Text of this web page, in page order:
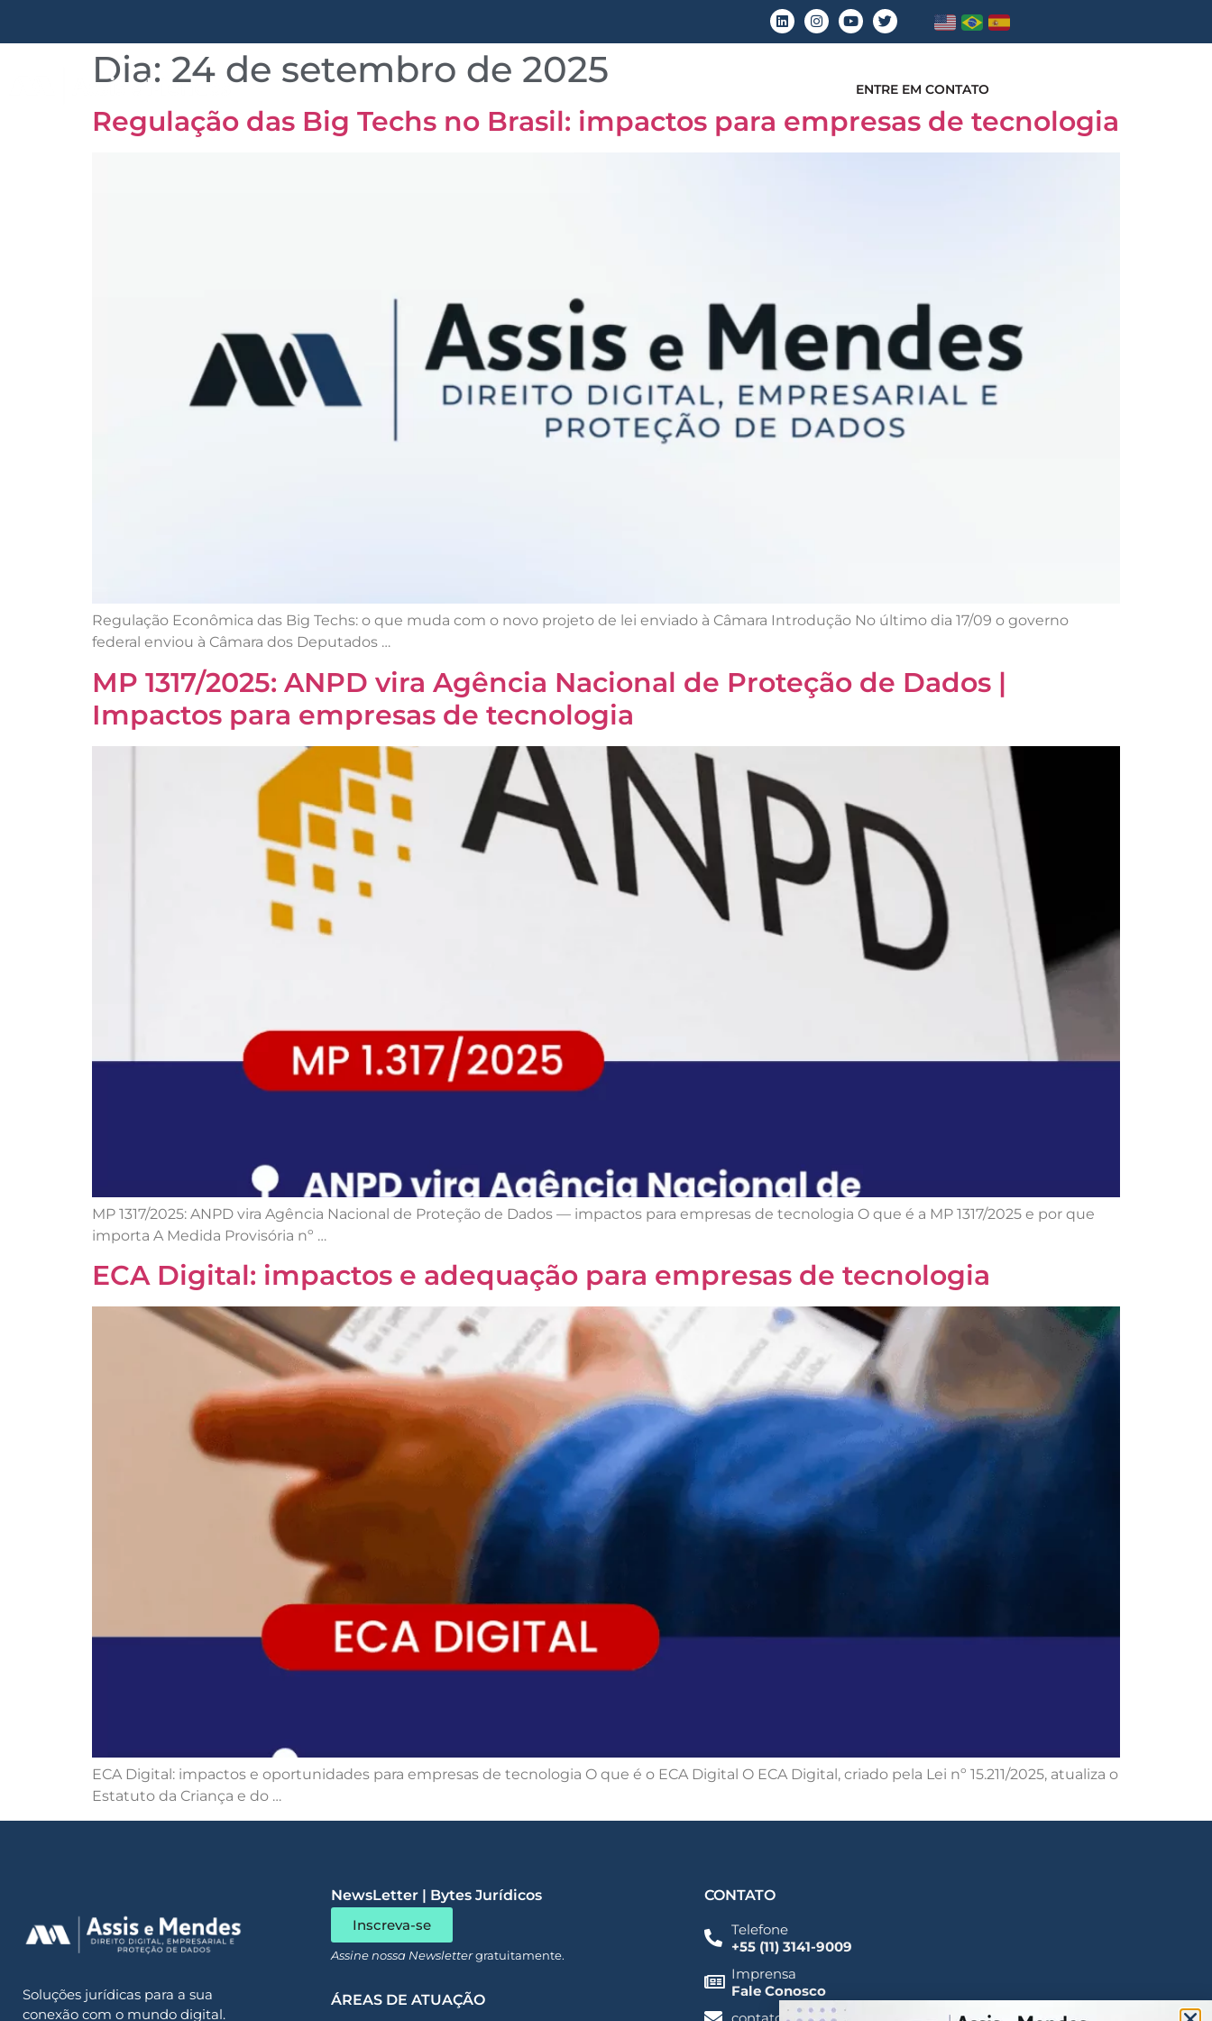
Quem somos LGPD Áreas de Atuação ENTRE EM CONTATO
Dia: 24 de setembro de 2025
Regulação das Big Techs no Brasil: impactos para empresas de tecnologia
Regulação Econômica das Big Techs: o que muda com o novo projeto de lei enviado à Câmara Introdução No último dia 17/09 o governo
federal enviou à Câmara dos Deputados …
MP 1317/2025: ANPD vira Agência Nacional de Proteção de Dados |
Impactos para empresas de tecnologia
MP 1317/2025: ANPD vira Agência Nacional de Proteção de Dados — impactos para empresas de tecnologia O que é a MP 1317/2025 e por que
importa A Medida Provisória nº …
ECA Digital: impactos e adequação para empresas de tecnologia
ECA Digital: impactos e oportunidades para empresas de tecnologia O que é o ECA Digital O ECA Digital, criado pela Lei nº 15.211/2025, atualiza o
Estatuto da Criança e do …
Soluções jurídicas para a sua
conexão com o mundo digital.
NewsLetter | Bytes Jurídicos
Inscreva-se
Assine nossa Newslettergratuitamente.
ÁREAS DE ATUAÇÃO
CONTATO
Telefone
+55 (11) 3141-9009
Imprensa
Fale Conosco